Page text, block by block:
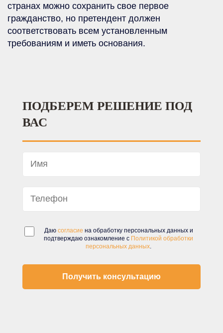
странах можно сохранить свое первое
гражданство, но претендент должен
соответствовать всем установленным
требованиям и иметь основания.
ПОДБЕРЕМ РЕШЕНИЕ ПОД
ВАС
Даю согласие на обработку персональных данных и
подтверждаю ознакомление с Политикой обработки
персональных данных